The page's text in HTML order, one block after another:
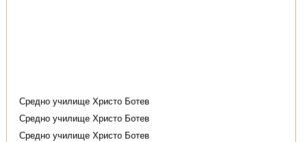
Средно училище Христо Ботев
Средно училище Христо Ботев
Средно училище Христо Ботев